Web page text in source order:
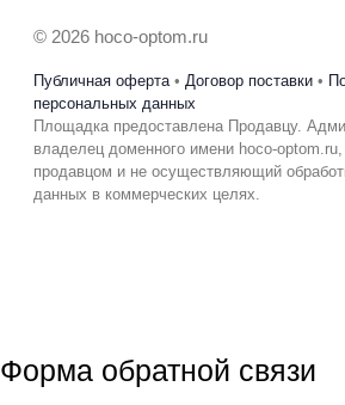
© 2026 hoco-optom.ru
Публичная оферта• Договор поставки •
персональных данных
Площадка предоставлена Продавцу.
владелец доменного имени hoco-
продавцом и не осуществляющий
данных в коммерческих целях.
Форма обратной связи